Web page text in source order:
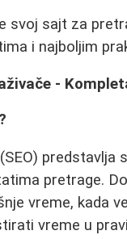
svoj sajt za
i najboljim
-
pretrage.
vreme, kada
vreme u